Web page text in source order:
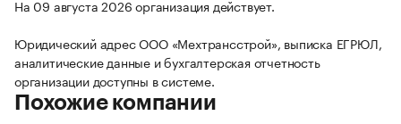
На 09 августа 2026 организация действует.
Юридический адрес ООО «Мехтрансстрой», выписка ЕГРЮЛ,
аналитические данные и бухгалтерская отчетность
организации доступны в системе.
Похожие компании